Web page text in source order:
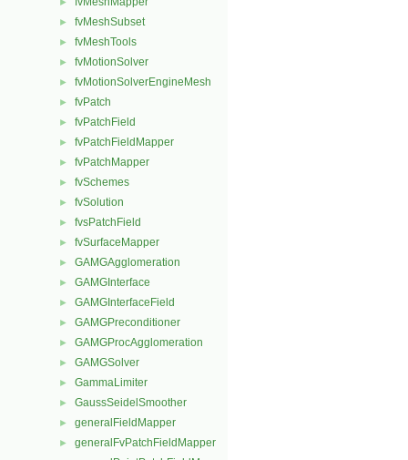
► fvMeshSubset
► fvMeshTools
► fvMotionSolver
► fvMotionSolverEngineMesh
► fvPatch
► fvPatchField
► fvPatchFieldMapper
► fvPatchMapper
► fvSchemes
► fvSolution
► fvsPatchField
► fvSurfaceMapper
► GAMGAgglomeration
► GAMGInterface
► GAMGInterfaceField
► GAMGPreconditioner
► GAMGProcAgglomeration
► GAMGSolver
► GammaLimiter
► GaussSeidelSmoother
► generalFieldMapper
► generalFvPatchFieldMapper